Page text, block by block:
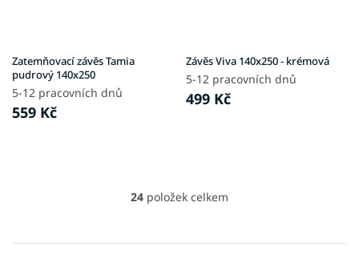
Zatemňovací závěs Tamia
pudrový 140x250
5-12 pracovních dnů
559 Kč
Závěs Viva 140x250 - krémová
5-12 pracovních dnů
499 Kč
O
á
24 položek celkem